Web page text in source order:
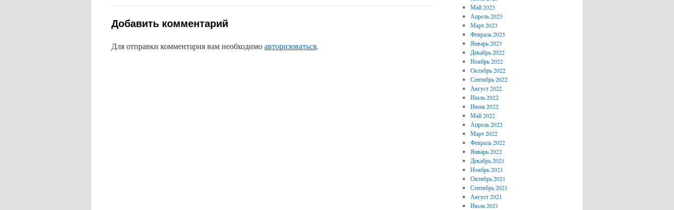
Добавить комментарий
Для отправки комментария вам необходимоавторизоваться.
Май 2023
Апрель 2023
Март 2023
Февраль 2023
Январь 2023
Декабрь 2022
Ноябрь 2022
Октябрь 2022
Сентябрь 2022
Август 2022
Июль 2022
Июнь 2022
Май 2022
Апрель 2022
Март 2022
Февраль 2022
Январь 2022
Декабрь 2021
Ноябрь 2021
Октябрь 2021
Сентябрь 2021
Август 2021
Июль 2021